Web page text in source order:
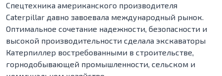
Спецтехника американского производителя
Caterpillar давно завоевала международный рынок.
Оптимальное сочетание надежности, безопасности и
высокой производительности сделала экскаваторы
Катерпиллер востребованными в строительстве,
горнодобывающей промышленности, сельском и